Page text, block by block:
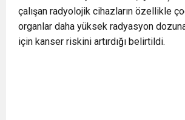
çalışan radyolojik cihazların özellikle
organlar daha yüksek radyasyon
için kanser riskini artırdığı belirtildi.